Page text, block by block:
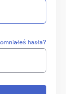
hasła?